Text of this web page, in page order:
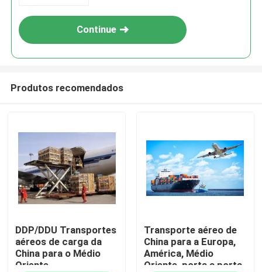
Produtos
Continue
Produtos recomendados
DDP/DDU Transportes
aéreos de carga da
China para o Médio
Oriente
Transporte aéreo de
China para a Europa,
América, Médio
Oriente, porta a porta